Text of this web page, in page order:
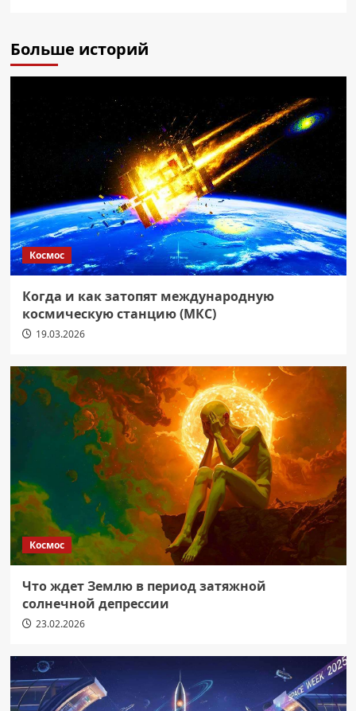
Больше историй
Космос
Когда и как затопят международную
космическую станцию (МКС)
19.03.2026
Космос
Что ждет Землю в период затяжной
солнечной депрессии
23.02.2026